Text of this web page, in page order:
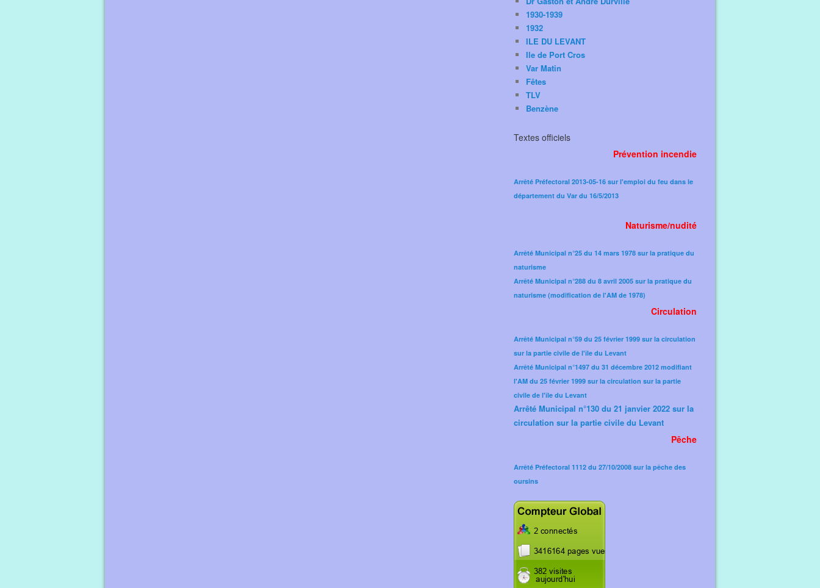
1930-1939
1932
ILE DU LEVANT
Ile de Port Cros
Var Matin
Fêtes
TLV
Benzène
Textes officiels
Prévention incendie
Arrêté Préfectoral 2013-05-16 sur l'emploi du feu dans le
département du Var du 16/5/2013
Naturisme/nudité
Arrêté Municipal n°25 du 14 mars 1978 sur la pratique du
naturisme
Arrêté Municipal n°288 du 8 avril 2005 sur la pratique du
naturisme (modification de l'AM de 1978)​
Circulation
Arrêté Municipal n°59 du 25 février 1999 sur la circulation
sur la partie civile de l'île du Levant
Arrêté Municipal n°1497 du 31 décembre 2012 modifiant
l'AM du 25 février 1999 sur la circulation sur la partie
civile de l'île du Levant
Arrêté Municipal n°130 du 21 janvier 2022 sur la
circulation sur la partie civile du Levant
Pêche
Arrêté Préfectoral 1112 du 27/10/2008 sur la pêche des
oursins